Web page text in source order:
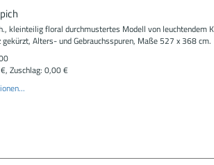
kleinteilig floral durchmustertes Modell von leuchtendem
gekürzt, Alters- und Gebrauchsspuren, Maße 527 x 368 cm.
Zuschlag: 0,00 €